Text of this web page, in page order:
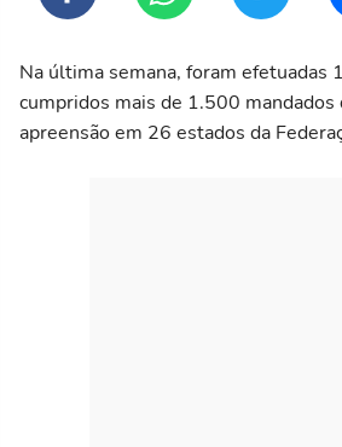
Na última semana, foram efetuadas
cumpridos mais de 1.500 mandados
apreensão em 26 estados da